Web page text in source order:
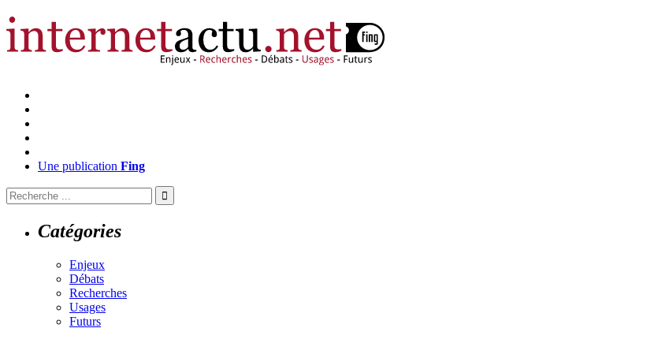
Une publication Fing
Catégories
Enjeux
Débats
Recherches
Usages
Futurs